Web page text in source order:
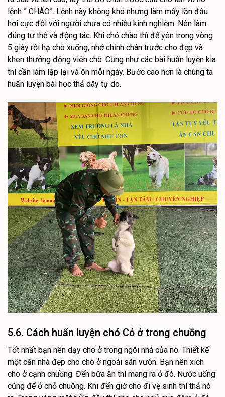
lệnh ” CHÀO”. Lệnh này không khó nhưng làm mấy lần đầu
hơi cực đối với người chưa có nhiều kinh nghiệm. Nên làm
đúng tư thế và động tác. Khi chó chào thì để yên trong vòng
5 giây rồi hạ chó xuống, nhớ chỉnh chân trước cho đẹp và
khen thưởng động viên chó. Cũng như các bài huấn luyện kia
thì cần làm lặp lại và ôn mỗi ngày. Bước cao hơn là chúng ta
huấn luyện bài học thả dây tự do.
5.6. Cách huấn luyện chó Cỏ ở trong chuồng
Tốt nhất bạn nên dạy chó ở trong ngôi nhà của nó. Thiết kế
một căn nhà đẹp cho chó ở ngoài sân vườn. Bạn nên xích
chó ở cạnh chuồng. Đến bữa ăn thì mang ra ở đó. Nước uống
cũng để ở chỗ chuồng. Khi đến giờ chó đi vệ sinh thì thả nó